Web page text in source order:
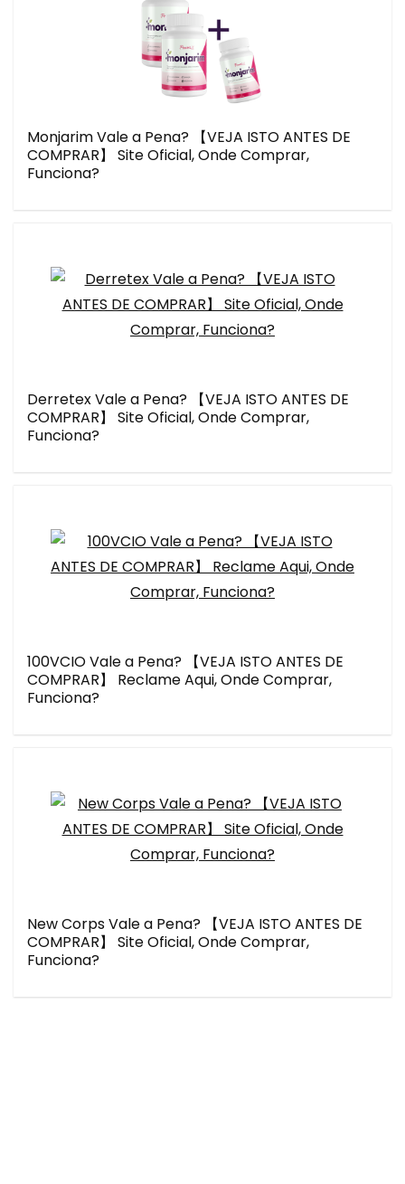
Monjarim Vale a Pena? 【VEJA ISTO ANTES DE
COMPRAR】 Site Oficial, Onde Comprar,
Funciona?
Derretex Vale a Pena? 【VEJA ISTO ANTES DE
COMPRAR】 Site Oficial, Onde Comprar,
Funciona?
100VCIO Vale a Pena? 【VEJA ISTO ANTES DE
COMPRAR】 Reclame Aqui, Onde Comprar,
Funciona?
New Corps Vale a Pena? 【VEJA ISTO ANTES DE
COMPRAR】 Site Oficial, Onde Comprar,
Funciona?